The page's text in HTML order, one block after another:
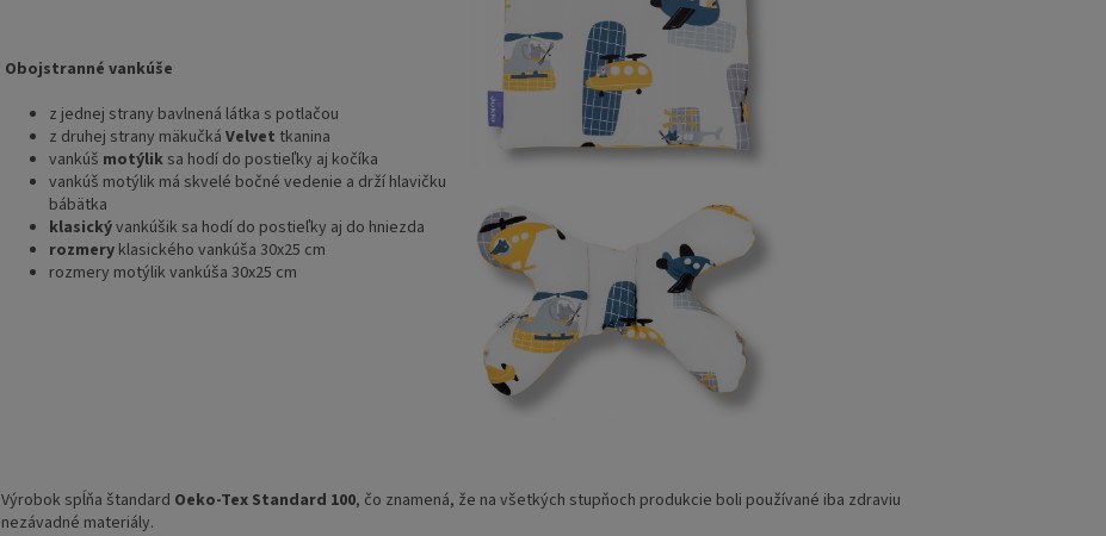
Obojstranné vankúše
z jednej strany bavlnená látka s potlačou
z druhej strany mäkučká Velvet tkanina
vankúš motýlik sa hodí do postieľky aj kočíka
vankúš motýlik má skvelé bočné vedenie a drží hlavičku
bábätka
klasickývankúšik sa hodí do postieľky aj do hniezda
rozmery klasického vankúša 30x25 cm
rozmery motýlik vankúša 30x25 cm
Výrobok spĺňa štandard Oeko-Tex Standard 100, čo znamená, že na všetkých stupňoch produkcie boli používané iba zdraviu
nezávadné materiály.